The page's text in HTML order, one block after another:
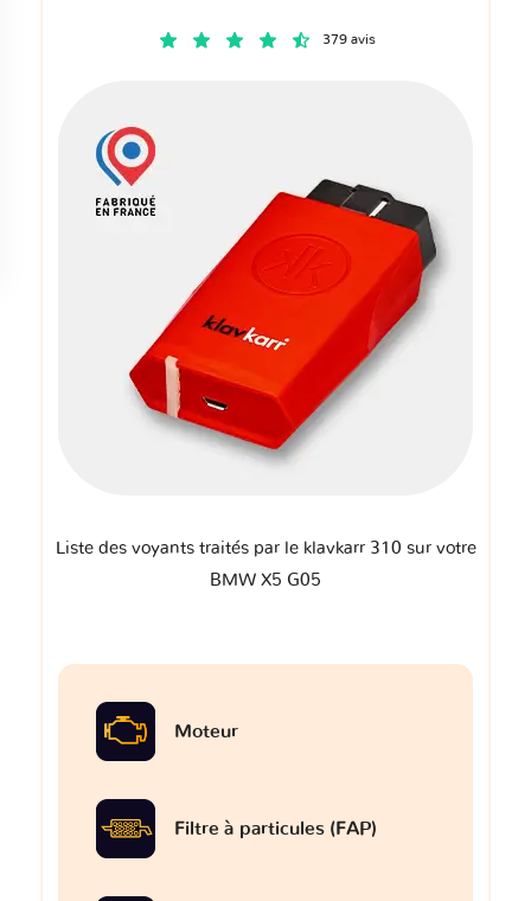
379 avis
Liste des voyants traités par le klavkarr 310 sur votre
BMW X5 G05
Moteur
Filtre à particules (FAP)